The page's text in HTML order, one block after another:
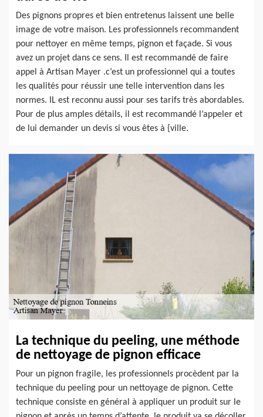
Des pignons propres et bien entretenus laissent une belle
image de votre maison. Les professionnels recommandent
pour nettoyer en même temps, pignon et façade. Si vous
avez un projet dans ce sens. Il est recommandé de faire
appel à Artisan Mayer .c’est un professionnel qui a toutes
les qualités pour réussir une telle intervention dans les
normes. IL est reconnu aussi pour ses tarifs très abordables.
Pour de plus amples détails, il est recommandé l’appeler et
de lui demander un devis si vous êtes à {ville.
La technique du peeling, une méthode
de nettoyage de pignon efficace
Pour un pignon fragile, les professionnels procèdent par la
technique du peeling pour un nettoyage de pignon. Cette
technique consiste en général à appliquer un produit sur le